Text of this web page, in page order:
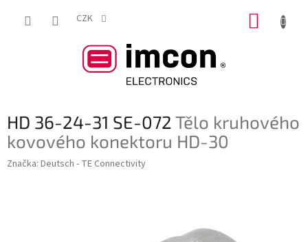
CZK
HD 36-24-31 SE-072Tělo kruhového
kovového konektoru HD-30
Značka: Deutsch - TE Connectivity